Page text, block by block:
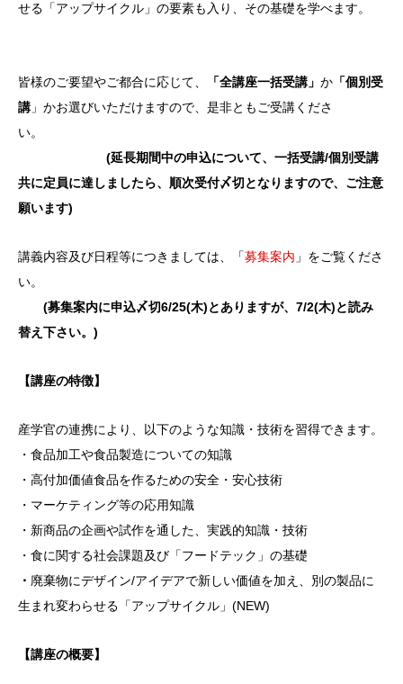
せる「アップサイクル」の要素も入り、その基礎を学べます。
皆様のご要望やご都合に応じて、 「全講座一括受講」 か 「個別受
講 」かお選びいただけますので、是非ともご受講くださ
い。
(延長期間中の申込について、一括受講/個別受講
共に定員に達しましたら、順次受付〆切となりますので、ご注意
願います)
講義内容及び日程等につきましては、「募集案内 」をご覧くださ
い。
(募集案内に申込〆切6/25(木)とありますが、7/2(木)と読み
替え下さい。)
【講座の特徴】
産学官の連携により、以下のような知識・技術を習得できます。
・食品加工や食品製造についての知識
・高付加価値食品を作るための安全・安心技術
・マーケティング等の応用知識
・新商品の企画や試作を通した、実践的知識・技術
・食に関する社会課題及び「フードテック」の基礎
・ 廃棄物にデザイン/アイデアで新しい価値を加え、別の製品に
生まれ変わらせる「アップサイクル」(NEW)
【講座の概要】